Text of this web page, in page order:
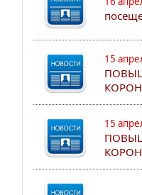
15
15